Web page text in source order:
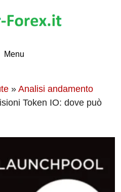
Menu
» Analisi andamento
Token IO: dove può